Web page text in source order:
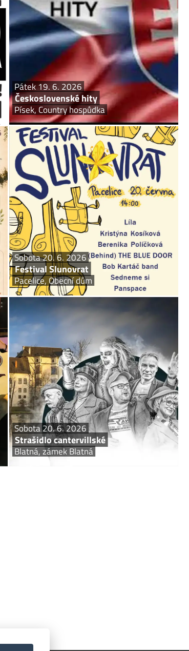
Pátek 19. 6. 2026
Československé hity
Písek, Country hospůdka
Videoprojekce na plátno. Písně Karla Gotta, Dalibora
Jandy, Ivety Bartošové, Michala Davida, Lucie
a další.... znáte jejich videoklipy? Přijďte
si poslechnou, zazpívat nebo rovnou zatancovat....
Sobota 20. 6. 2026
Festival Slunovrat
Pacelice, Obecní dům
Sobota 20. 6. 2026
Festival Slunovrat
Pacelice, Obecní dům
Přijďte na první ročník festivalu Slunovrat v malebné
jihočeské vesničce Pacelice a buďte u zrodu něčeho
nového. Festival pořádá umělecká skupina rosina-
art, neformální spolek včelaři Škvořetice a...
Sobota 20. 6. 2026
Strašidlo cantervillské
Blatná, zámek Blatná
Strašidlo cantervillské
Blatná, zámek Blatná
Známý příběh, se známými herci a opravdovým
strašidlem – to je motto této oblíbené divadelní hry,
která se dočkala také filmové verze s Jiřinou
Bohdalovou a Jiřím Bartoškou v roce 1989.